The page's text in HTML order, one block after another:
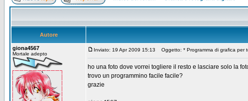
Autore
giona4567
Mortale adepto
Inviato: 19 Apr 2009 15:13 Oggetto: * Programma di grafica per
ho una foto dove vorrei togliere il resto e lasciare solo la
trovo un programmino facile facile?
grazie